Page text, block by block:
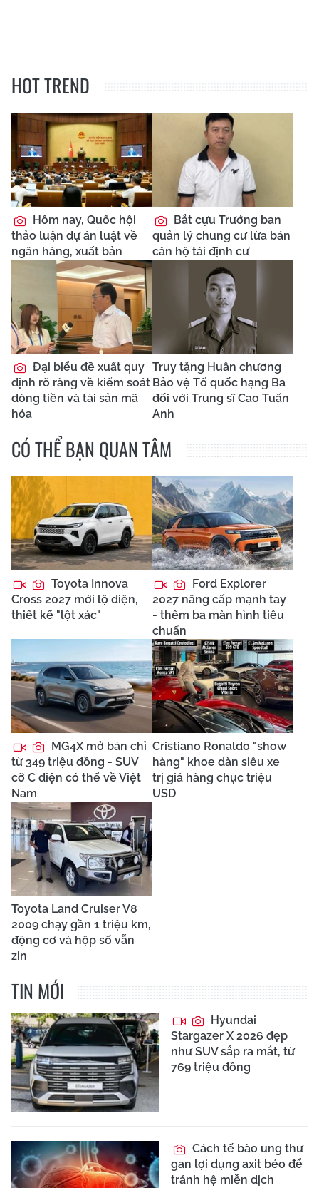
HOT TREND
Hôm nay, Quốc hội
thảo luận dự án luật về
ngân hàng, xuất bản
Bắt cựu Trưởng ban
quản lý chung cư lừa bán
căn hộ tái định cư
Đại biểu đề xuất quy
định rõ ràng về kiểm soát
dòng tiền và tài sản mã
hóa
Truy tặng Huân chương
Bảo vệ Tổ quốc hạng Ba
đối với Trung sĩ Cao Tuấn
Anh
CÓ THỂ BẠN QUAN TÂM
Toyota Innova
Cross 2027 mới lộ diện,
thiết kế "lột xác"
Ford Explorer
2027 nâng cấp mạnh tay
- thêm ba màn hình tiêu
chuẩn
MG4X mở bán chỉ
từ 349 triệu đồng - SUV
cỡ C điện có thể về Việt
Nam
Cristiano Ronaldo "show
hàng" khoe dàn siêu xe
trị giá hàng chục triệu
USD
Toyota Land Cruiser V8
2009 chạy gần 1 triệu km,
động cơ và hộp số vẫn
zin
TIN MỚI
Hyundai
Stargazer X 2026 đẹp
như SUV sắp ra mắt, từ
769 triệu đồng
Cách tế bào ung thư
gan lợi dụng axit béo để
tránh hệ miễn dịch